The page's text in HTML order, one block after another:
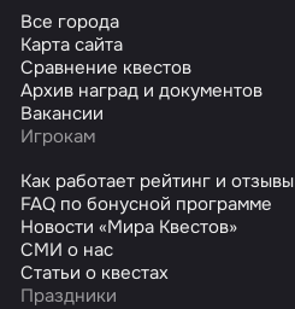
Все города
Карта сайта
Сравнение квестов
Архив наград и документов
Вакансии
Игрокам
Как работает рейтинг и отзывы
FAQ по бонусной программе
Новости «Мира Квестов»
СМИ о нас
Статьи о квестах
Праздники